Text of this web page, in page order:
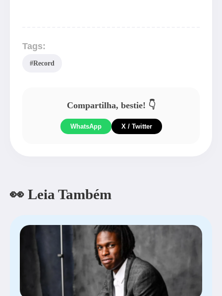
Tags:
#Record
Compartilha, bestie! 👇
WhatsApp X / Twitter
👀 Leia Também